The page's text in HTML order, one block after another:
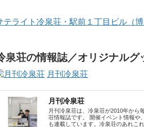
テライト冷泉荘・駅前１丁目ビル（
泉荘の情報誌／オリジナルグ
月刊冷泉荘
月刊冷泉荘
月刊冷泉荘は、冷泉荘が2010年から
荘情報誌です。 開催イベント情報や
も連載しています。冷泉荘のあれこ